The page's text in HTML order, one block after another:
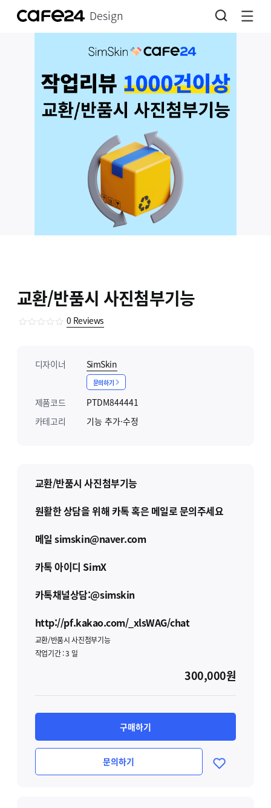
Design
교환/반품시 사진첨부기능
0 Reviews
디자이너 SimSkin
문의하기
제품코드
PTDM844441
카테고리
기능 추가·수정
교환/반품시 사진첨부기능
원활한 상담을 위해 카톡 혹은 메일로 문의주세요
메일 simskin@naver.com
카톡 아이디 SimX
카톡채널상담:@simskin
http://pf.kakao.com/_xlsWAG/chat
교환/반품시 사진첨부기능
작업기간 :3 일
300,000원
구매하기
문의하기